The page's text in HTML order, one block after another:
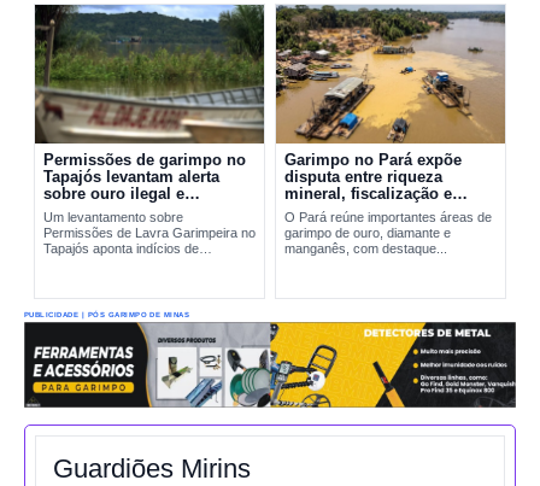
Permissões de garimpo no
Tapajós levantam alerta
sobre ouro ilegal e
contaminação por mercúrio
Um levantamento sobre
Permissões de Lavra Garimpeira no
Tapajós aponta indícios de
amplia preocupações sobre...
Garimpo no Pará expõe
disputa entre riqueza
mineral, fiscalização e
riscos ambientais
O Pará reúne importantes áreas de
garimpo de ouro, diamante e
manganês, com destaque...
PUBLICIDADE | PÓS GARIMPO DE MINAS
Guardiões Mirins